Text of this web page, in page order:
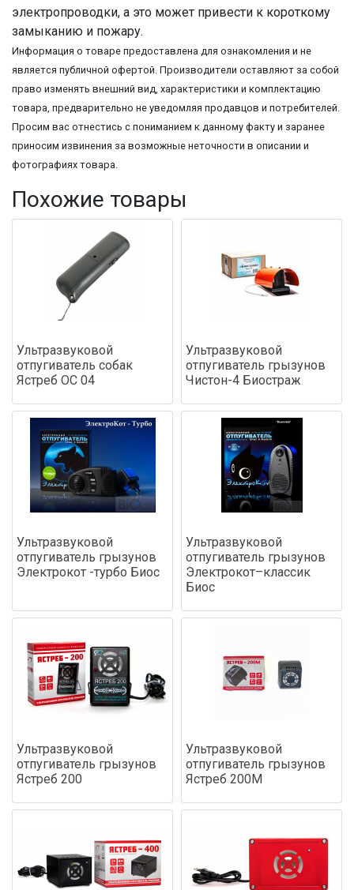
электропроводки, а это может привести к короткому
замыканию и пожару.
Информация о товаре предоставлена для ознакомления и не
является публичной офертой. Производители оставляют за собой
право изменять внешний вид, характеристики и комплектацию
товара, предварительно не уведомляя продавцов и потребителей.
Просим вас отнестись с пониманием к данному факту и заранее
приносим извинения за возможные неточности в описании и
фотографиях товара.
Похожие товары
Ультразвуковой
отпугиватель собак
Ястреб ОС 04
Ультразвуковой
отпугиватель грызунов
Чистон-4 Биостраж
Ультразвуковой
отпугиватель грызунов
Электрокот -турбо Биос
Ультразвуковой
отпугиватель грызунов
Электрокот–классик
Биос
Ультразвуковой
отпугиватель грызунов
Ястреб 200
Ультразвуковой
отпугиватель грызунов
Ястреб 200М